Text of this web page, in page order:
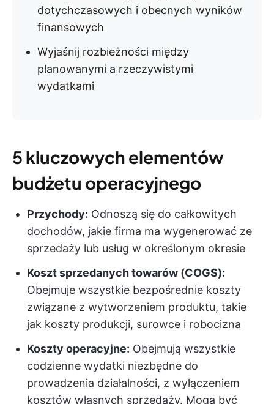
dotychczasowych i obecnych wyników
finansowych
Wyjaśnij rozbieżności między
planowanymi a rzeczywistymi
wydatkami
5 kluczowych elementów
budżetu operacyjnego
Przychody: Odnoszą się do całkowitych
dochodów, jakie firma ma wygenerować ze
sprzedaży lub usług w określonym okresie
Koszt sprzedanych towarów (COGS):
Obejmuje wszystkie bezpośrednie koszty
związane z wytworzeniem produktu, takie
jak koszty produkcji, surowce i robocizna
Koszty operacyjne: Obejmują wszystkie
codzienne wydatki niezbędne do
prowadzenia działalności, z wyłączeniem
kosztów własnych sprzedaży. Mogą być